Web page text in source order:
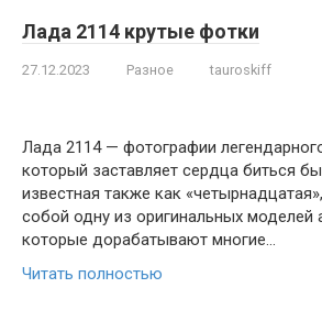
Лада 2114 крутые фотки
27.12.2023 Разное tauroskiff
Лада 2114 — фотографии
который заставляет сердца биться
известная также как
собой одну из оригинальных моделей
которые дорабатывают многие…
Читать полностью